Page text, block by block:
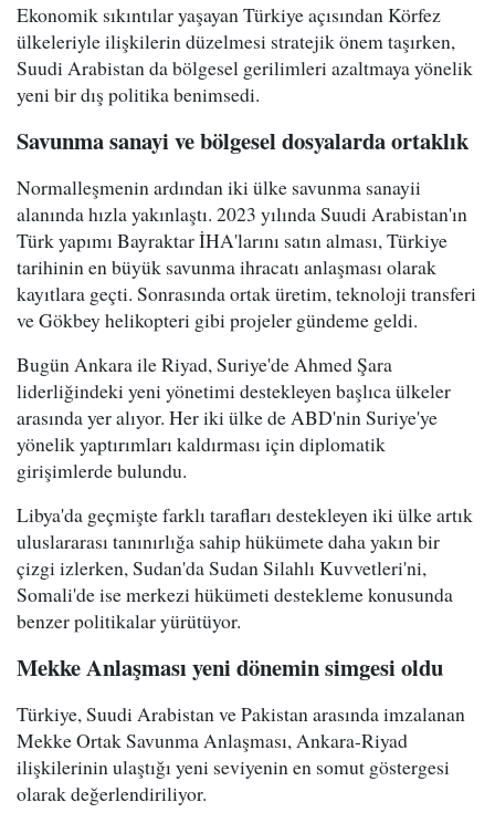
Ekonomik sıkıntılar yaşayan Türkiye açısından Körfez
ülkeleriyle ilişkilerin düzelmesi stratejik önem taşırken,
Suudi Arabistan da bölgesel gerilimleri azaltmaya yönelik
yeni bir dış politika benimsedi.
Savunma sanayi ve bölgesel dosyalarda ortaklık
Normalleşmenin ardından iki ülke savunma sanayii
alanında hızla yakınlaştı. 2023 yılında Suudi Arabistan'ın
Türk yapımı Bayraktar İHA'larını satın alması, Türkiye
tarihinin en büyük savunma ihracatı anlaşması olarak
kayıtlara geçti. Sonrasında ortak üretim, teknoloji transferi
ve Gökbey helikopteri gibi projeler gündeme geldi.
Bugün Ankara ile Riyad, Suriye'de Ahmed Şara
liderliğindeki yeni yönetimi destekleyen başlıca ülkeler
arasında yer alıyor. Her iki ülke de ABD'nin Suriye'ye
yönelik yaptırımları kaldırması için diplomatik
girişimlerde bulundu.
Libya'da geçmişte farklı tarafları destekleyen iki ülke artık
uluslararası tanınırlığa sahip hükümete daha yakın bir
çizgi izlerken, Sudan'da Sudan Silahlı Kuvvetleri'ni,
Somali'de ise merkezi hükümeti destekleme konusunda
benzer politikalar yürütüyor.
Mekke Anlaşması yeni dönemin simgesi oldu
Türkiye, Suudi Arabistan ve Pakistan arasında imzalanan
Mekke Ortak Savunma Anlaşması, Ankara-Riyad
ilişkilerinin ulaştığı yeni seviyenin en somut göstergesi
olarak değerlendiriliyor.